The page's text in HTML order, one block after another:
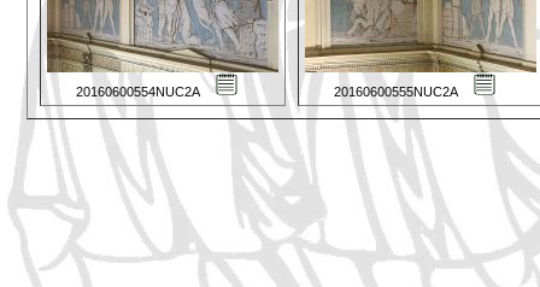
20160600554NUC2A 20160600555NUC2A